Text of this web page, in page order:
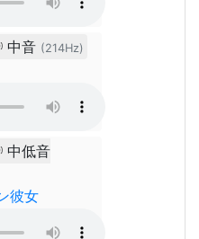
中音 (214Hz)
中低音
彼女